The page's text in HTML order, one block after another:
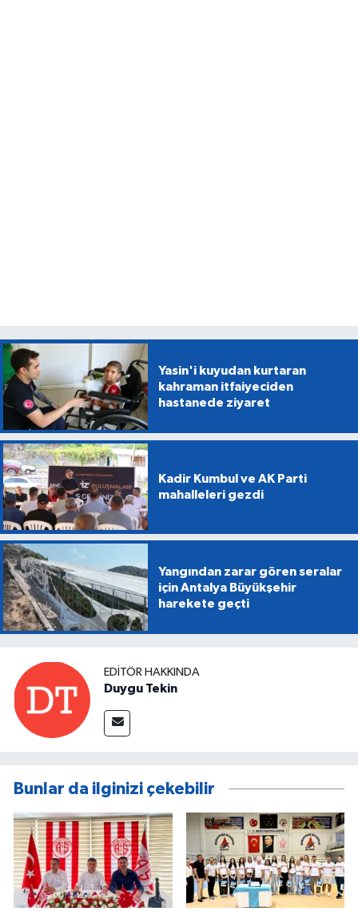
Yasin'i kuyudan kurtaran
kahraman itfaiyeciden
hastanede ziyaret
Kadir Kumbul ve AK Parti
mahalleleri gezdi
Yangından zarar gören seralar
için Antalya Büyükşehir
harekete geçti
EDITÖR HAKKINDA
Duygu Tekin
Bunlar da ilginizi çekebilir